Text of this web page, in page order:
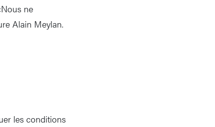
ne
Alain Meylan.
les conditions